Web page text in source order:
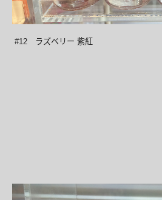
#12 ラズベリー 紫紅